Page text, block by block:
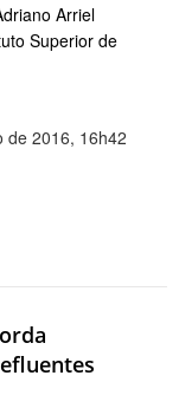
Arriel
Superior de
de 2016, 16h42